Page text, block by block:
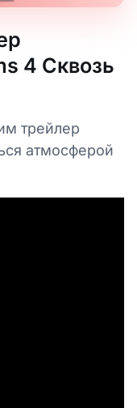
4 Сквозь
трейлер
атмосферой